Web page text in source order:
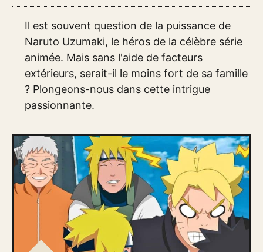
Il est souvent question de la puissance de
Naruto Uzumaki, le héros de la célèbre série
animée. Mais sans l'aide de facteurs
extérieurs, serait-il le moins fort de sa famille
? Plongeons-nous dans cette intrigue
passionnante.